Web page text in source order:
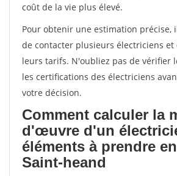
coût de la vie plus élevé.
Pour obtenir une estimation précise,
de contacter plusieurs électriciens et
leurs tarifs. N'oubliez pas de vérifier
les certifications des électriciens
votre décision.
Comment calculer la
d'œuvre d'un
éléments à prendre
Saint-heand